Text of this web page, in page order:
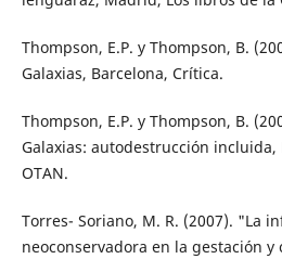
Thompson, E.P. y Thompson, B.
Galaxias, Barcelona, Crítica.
Thompson, E.P. y Thompson, B.
Galaxias: autodestrucción
OTAN.
Torres- Soriano, M. R. (2007). "La
neoconservadora en la gestación